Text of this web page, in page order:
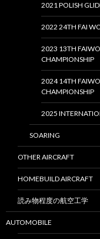
2021 POLISH
2022 24TH FAI
2023 13TH
CHAMPIONSHIP
2024 14TH
CHAMPIONSHIP
2025
SOARING
OTHER AIRCRAFT
HOMEBUILD AIRCRAFT
読み物程度の航空工学
AUTOMOBILE